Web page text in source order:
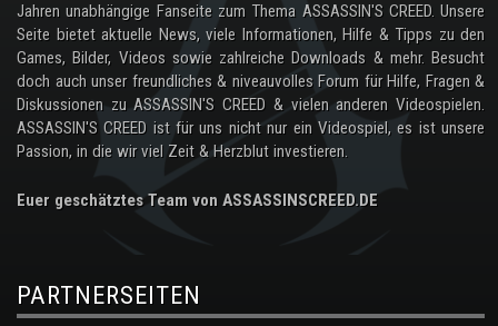
Jahren unabhängige Fanseite zum Thema ASSASSIN'S CREED. Unsere
Seite bietet aktuelle News, viele Informationen, Hilfe & Tipps zu den
Games, Bilder, Videos sowie zahlreiche Downloads & mehr. Besucht
doch auch unser freundliches & niveauvolles Forum für Hilfe, Fragen &
Diskussionen zu ASSASSIN'S CREED & vielen anderen Videospielen.
ASSASSIN'S CREED ist für uns nicht nur ein Videospiel, es ist unsere
Passion, in die wir viel Zeit & Herzblut investieren.
Euer geschätztes Team von ASSASSINSCREED.DE
PARTNERSEITEN